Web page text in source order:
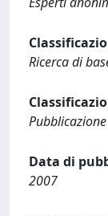
Ricerca di
Data di
2007